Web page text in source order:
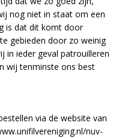
nog niet in staat om een
is dat dit komt door
gebieden door zo weinig
in ieder geval patrouilleren
wij tenminste ons best
via de website van
nuv-